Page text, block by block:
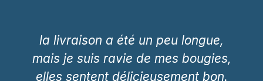
la livraison a été un peu longue,
mais je suis ravie de mes bougies,
elles sentent délicieusement bon.